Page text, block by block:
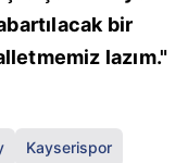
bir
lazım."
Kayserispor